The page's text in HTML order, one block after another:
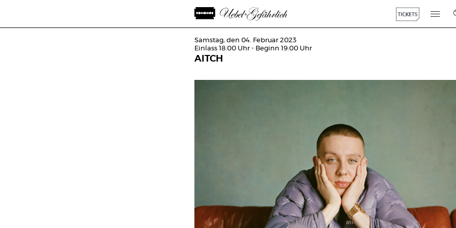
Samstag, den 04. Februar 2023
Einlass 18:00 Uhr - Beginn 19:00 Uhr
AITCH